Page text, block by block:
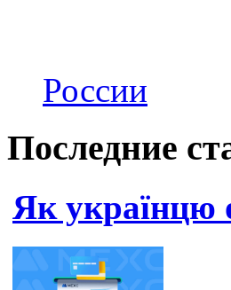
России
Последние
Як українцю